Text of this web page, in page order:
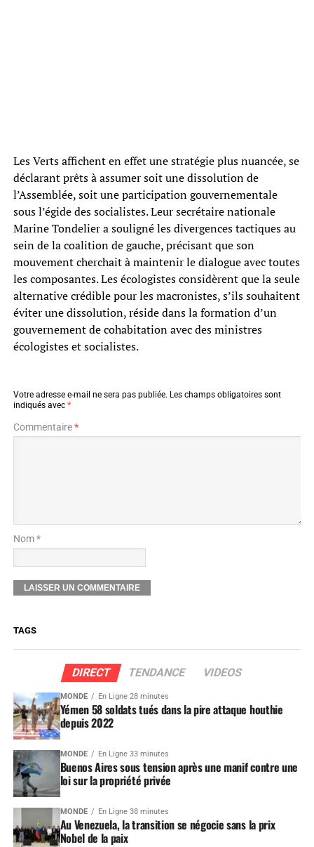
Les Verts affichent en effet une stratégie plus nuancée, se
déclarant prêts à assumer soit une dissolution de
l’Assemblée, soit une participation gouvernementale
sous l’égide des socialistes. Leur secrétaire nationale
Marine Tondelier a souligné les divergences tactiques au
sein de la coalition de gauche, précisant que son
mouvement cherchait à maintenir le dialogue avec toutes
les composantes. Les écologistes considèrent que la seule
alternative crédible pour les macronistes, s’ils souhaitent
éviter une dissolution, réside dans la formation d’un
gouvernement de cohabitation avec des ministres
écologistes et socialistes.
Votre adresse e-mail ne sera pas publiée. Les champs obligatoires sont
indiqués avec *
Commentaire*
Nom *
TAGS
DIRECT TENDANCE VIDEOS
MONDE En Ligne 28 minutes
Yémen 58 soldats tués dans la pire attaque houthie
depuis 2022
MONDE En Ligne 33 minutes
Buenos Aires sous tension après une manif contre une
loi sur la propriété privée
MONDE En Ligne 38 minutes
Au Venezuela, la transition se négocie sans la prix
Nobel de la paix